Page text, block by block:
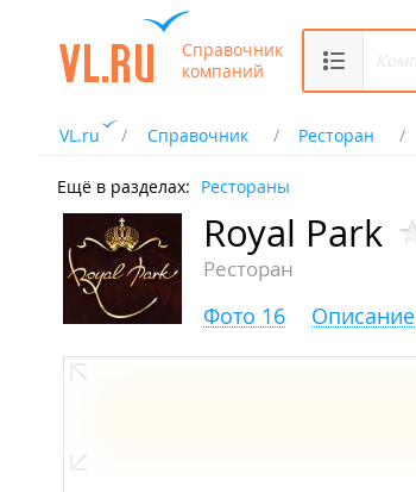
Справочник
компаний
VL.ru Справочник Ресторан
Ещё в разделах: Рестораны
Royal Park
Ресторан
Фото 16 Описание